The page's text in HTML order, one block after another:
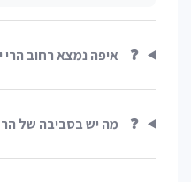
❓ איפה נמצא רחוב הרי
❓ מה יש בסביבה של